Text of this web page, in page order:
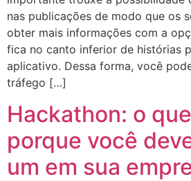
nas publicações de modo que os
obter mais informações com a
fica no canto inferior de histórias
aplicativo. Dessa forma, você
tráfego […]
Hackathon: o
porque você
um em sua